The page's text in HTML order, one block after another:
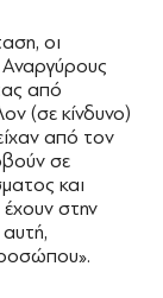
οι
Αναργύρους
από
(σε κίνδυνο)
από τον
σε
και
στην